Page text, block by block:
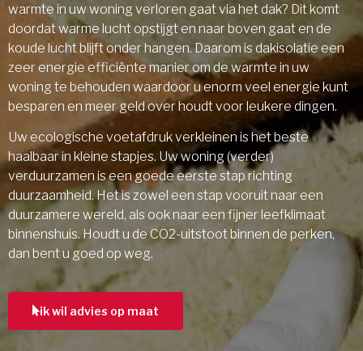
warmte in uw woning verloren gaat via het dak? Dit komt
doordat warme lucht opstijgt en naar boven gaat en de
koude lucht blijft onder hangen. Daarom is dakisolatie een
zeer energie efficiënte manier om de warmte in uw
woning te behouden waardoor u enorm veel energie kunt
besparen en meer geld over houdt voor leukere dingen.
Uw ecologische voetafdruk verkleinen is het beste
haalbaar in kleine stapjes. Uw woning (verder)
verduurzamen is een goede eerste stap richting
duurzaamheid. Het is zowel een stap vooruit naar een
duurzamere wereld, als ook naar een fijner leefklimaat
binnenshuis. Houdt u de CO2-uitstoot binnen de perken,
dan bent u goed op weg.
ik wil advies op maat